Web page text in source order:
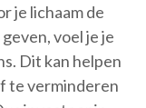
je lichaam de
voel je je
Dit kan helpen
te verminderen